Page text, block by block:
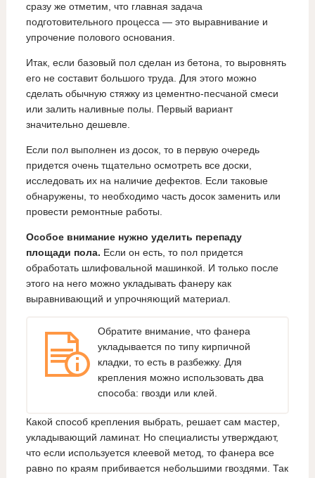
сразу же отметим, что главная задача
подготовительного процесса — это выравнивание и
упрочение полового основания.
Итак, если базовый пол сделан из бетона, то выровнять
его не составит большого труда. Для этого можно
сделать обычную стяжку из цементно-песчаной смеси
или залить наливные полы. Первый вариант
значительно дешевле.
Если пол выполнен из досок, то в первую очередь
придется очень тщательно осмотреть все доски,
исследовать их на наличие дефектов. Если таковые
обнаружены, то необходимо часть досок заменить или
провести ремонтные работы.
Особое внимание нужно уделить перепаду
площади пола. Если он есть, то пол придется
обработать шлифовальной машинкой. И только после
этого на него можно укладывать фанеру как
выравнивающий и упрочняющий материал.
Обратите внимание, что фанера
укладывается по типу кирпичной
кладки, то есть в разбежку. Для
крепления можно использовать два
способа: гвозди или клей.
Какой способ крепления выбрать, решает сам мастер,
укладывающий ламинат. Но специалисты утверждают,
что если используется клеевой метод, то фанера все
равно по краям прибивается небольшими гвоздями. Так